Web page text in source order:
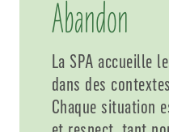
Abandon
La SPA accueille
dans des
Chaque situation